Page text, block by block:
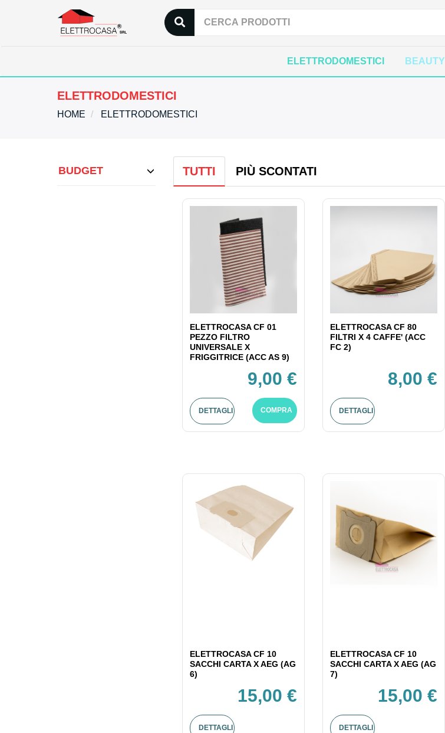
ELETTRODOMESTICI BEAUTY
ELETTRODOMESTICI
HOME ELETTRODOMESTICI
BUDGET TUTTI PIÙ SCONTATI
ELETTROCASA CF 01
PEZZO FILTRO
UNIVERSALE X
FRIGGITRICE (ACC AS 9)
9,00 €
DETTAGLI COMPRA
ELETTROCASA CF 80
FILTRI X 4 CAFFE' (ACC
FC 2)
8,00 €
DETTAGLI
ELETTROCASA CF 10
SACCHI CARTA X AEG (AG
6)
15,00 €
DETTAGLI
ELETTROCASA CF 10
SACCHI CARTA X AEG (AG
7)
15,00 €
DETTAGLI